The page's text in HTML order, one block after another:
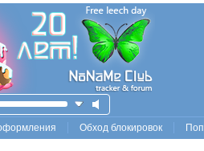
Обход блокировок